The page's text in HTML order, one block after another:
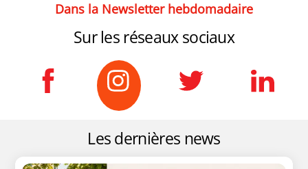
Dans la Newsletter hebdomadaire
Sur les réseaux sociaux
Les dernières news